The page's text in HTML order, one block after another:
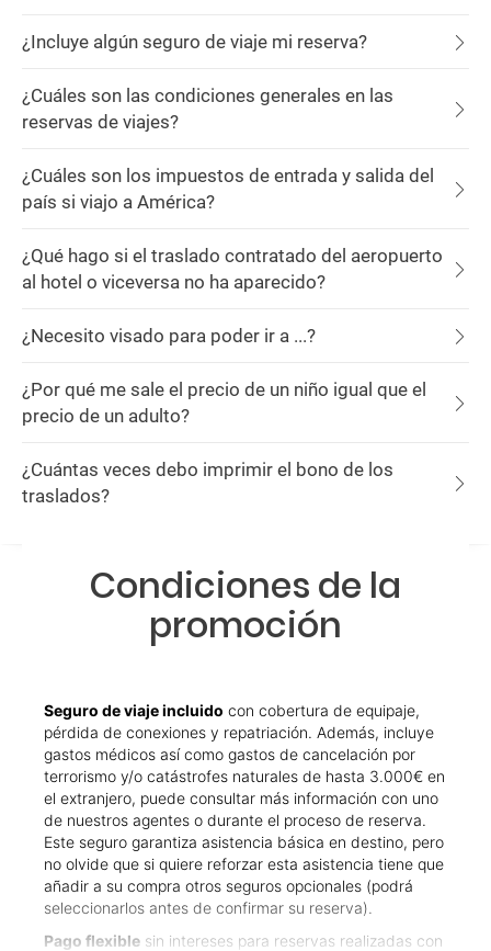
¿Incluye algún seguro de viaje mi reserva?
¿Cuáles son las condiciones generales en las
reservas de viajes?
¿Cuáles son los impuestos de entrada y salida del
país si viajo a América?
¿Qué hago si el traslado contratado del aeropuerto
al hotel o viceversa no ha aparecido?
¿Necesito visado para poder ir a ...?
¿Por qué me sale el precio de un niño igual que el
precio de un adulto?
¿Cuántas veces debo imprimir el bono de los
traslados?
Condiciones de la
promoción
Seguro de viaje incluido con cobertura de equipaje,
pérdida de conexiones y repatriación. Además, incluye
gastos médicos así como gastos de cancelación por
terrorismo y/o catástrofes naturales de hasta 3.000€ en
el extranjero, puede consultar más información con uno
de nuestros agentes o durante el proceso de reserva.
Este seguro garantiza asistencia básica en destino, pero
no olvide que si quiere reforzar esta asistencia tiene que
añadir a su compra otros seguros opcionales (podrá
seleccionarlos antes de confirmar su reserva).
Pago flexible sin intereses para reservas realizadas con